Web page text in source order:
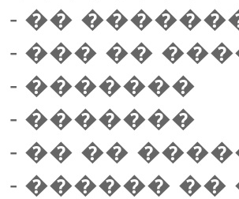
- ��
- ��� ��
- �������
- �������
- �� ��
- ������ ��